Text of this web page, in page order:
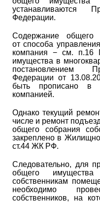
устанавливаются
Федерации.
Содержание общего
от способа
компания − см. п.16
имущества в
постановлением
Федерации от
быть прописано в
компанией.
Однако текущий
числе и ремонт
общего собрания
закреплено в
ст.44 ЖК РФ.
Следовательно, для
общего имущества
собственникам
необходимо
собственников, на